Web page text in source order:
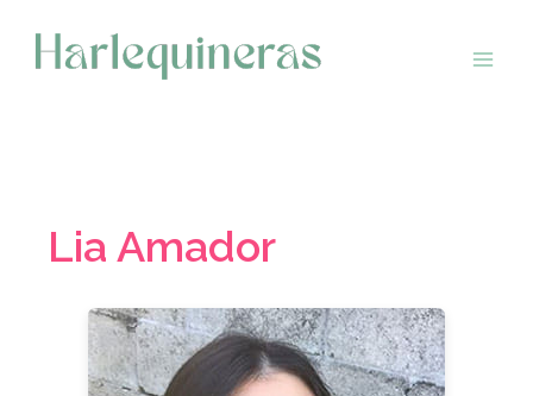
contenido
Lia Amador